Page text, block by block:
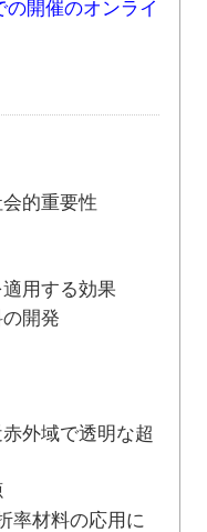
開催のオンライ
的重要性
用する効果
開発
外域で透明な超
率材料の応用に